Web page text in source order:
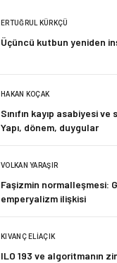
ERTUĞRUL KÜRKÇÜ
Üçüncü kutbun yeniden
HAKAN KOÇAK
Sınıfın kayıp asabiyesi
Yapı, dönem, duygular
VOLKAN YARAŞIR
Faşizmin normalleşmesi:
emperyalizm ilişkisi
KIVANÇ ELIAÇIK
ILO 193 ve algoritmanın